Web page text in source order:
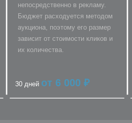
непосредственно в рекламу.
Бюджет расходуется методом
аукциона, поэтому его размер
зависит от стоимости кликов и
их количества.
30 дней от 6 000 ₽